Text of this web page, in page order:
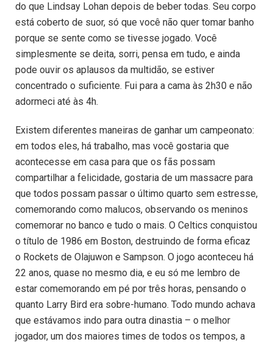
do que Lindsay Lohan depois de beber todas. Seu corpo
está coberto de suor, só que você não quer tomar banho
porque se sente como se tivesse jogado. Você
simplesmente se deita, sorri, pensa em tudo, e ainda
pode ouvir os aplausos da multidão, se estiver
concentrado o suficiente. Fui para a cama às 2h30 e não
adormeci até às 4h.
Existem diferentes maneiras de ganhar um campeonato:
em todos eles, há trabalho, mas você gostaria que
acontecesse em casa para que os fãs possam
compartilhar a felicidade, gostaria de um massacre para
que todos possam passar o último quarto sem estresse,
comemorando como malucos, observando os meninos
comemorar no banco e tudo o mais. O Celtics conquistou
o título de 1986 em Boston, destruindo de forma eficaz
o Rockets de Olajuwon e Sampson. O jogo aconteceu há
22 anos, quase no mesmo dia, e eu só me lembro de
estar comemorando em pé por três horas, pensando o
quanto Larry Bird era sobre-humano. Todo mundo achava
que estávamos indo para outra dinastia – o melhor
jogador, um dos maiores times de todos os tempos, a